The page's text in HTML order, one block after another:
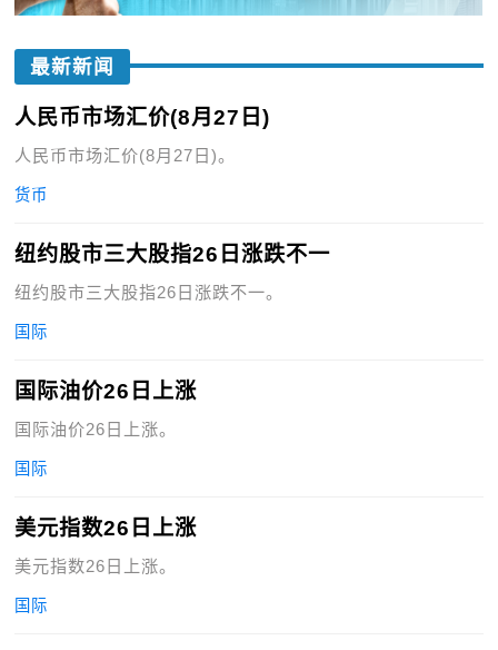
最新新闻
人民币市场汇价(8月27日)
人民币市场汇价(8月27日)。
货币
纽约股市三大股指26日涨跌不一
纽约股市三大股指26日涨跌不一。
国际
国际油价26日上涨
国际油价26日上涨。
国际
美元指数26日上涨
美元指数26日上涨。
国际